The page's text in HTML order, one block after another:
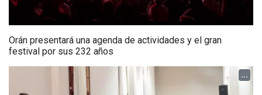
Orán presentará una agenda de actividades y el gran
festival por sus 232 años
...